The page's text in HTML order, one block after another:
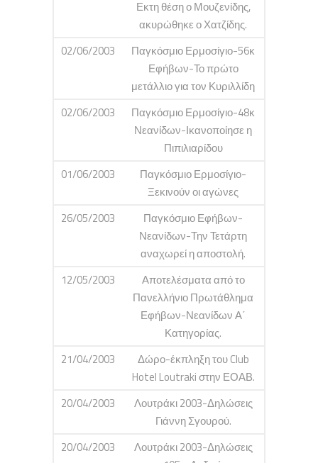
Εκτη θέση ο Μουζενίδης,
ακυρώθηκε ο Χατζίδης.
02/06/2003
Παγκόσμιο Ερμοσίγιο-56κ
Εφήβων-Το πρώτο
μετάλλιο για τον Κυριλλίδη
02/06/2003
Παγκόσμιο Ερμοσίγιο-48κ
Νεανίδων-Ικανοποίησε η
Πιπιλιαρίδου
01/06/2003
Παγκόσμιο Ερμοσίγιο-
Ξεκινούν οι αγώνες
26/05/2003
Παγκόσμιο Εφήβων-
Νεανίδων-Την Τετάρτη
αναχωρεί η αποστολή.
12/05/2003
Αποτελέσματα από το
Πανελλήνιο Πρωτάθλημα
Εφήβων-Νεανίδων Α΄
Κατηγορίας.
21/04/2003
Δώρο-έκπληξη του Club
Hotel Loutraki στην ΕΟΑΒ.
20/04/2003
Λουτράκι 2003-Δηλώσεις
Γιάννη Σγουρού.
20/04/2003
Λουτράκι 2003-Δηλώσεις